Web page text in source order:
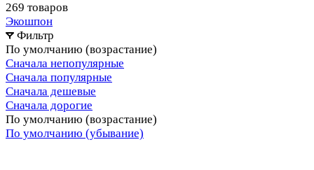
269 товаров
Экошпон
Фильтр
По умолчанию (возрастание)
Сначала непопулярные
Сначала популярные
Сначала дешевые
Сначала дорогие
По умолчанию (возрастание)
По умолчанию (убывание)